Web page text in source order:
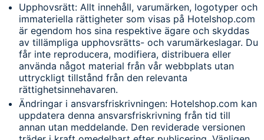
Upphovsrätt: Allt innehåll, varumärken, logotyper och
immateriella rättigheter som visas på Hotelshop.com
är egendom hos sina respektive ägare och skyddas
av tillämpliga upphovsrätts- och varumärkeslagar. Du
får inte reproducera, modifiera, distribuera eller
använda något material från vår webbplats utan
uttryckligt tillstånd från den relevanta
rättighetsinnehavaren.
Ändringar i ansvarsfriskrivningen: Hotelshop.com kan
uppdatera denna ansvarsfriskrivning från tid till
annan utan meddelande. Den reviderade versionen